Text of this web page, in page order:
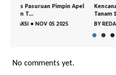
Kencana Group Konsisten
Tanam 1.000 Poho...
BY REDAKSI •NOV 01 2025
No comments yet.